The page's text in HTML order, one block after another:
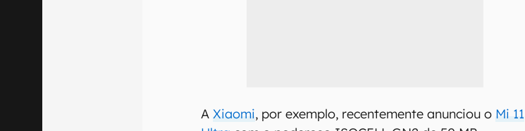
AXiaomi, por exemplo, recentemente anunciou o Mi 11